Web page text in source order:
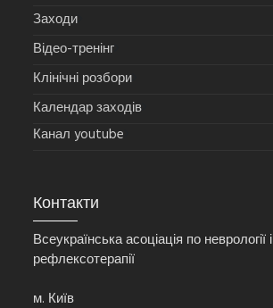
Заходи
Відео-тренінг
Клінічні розбори
Календар заходів
Канал youtube
Контакти
Всеукраїнська асоціація по неврології і
рефлексотерапії
м. Київ